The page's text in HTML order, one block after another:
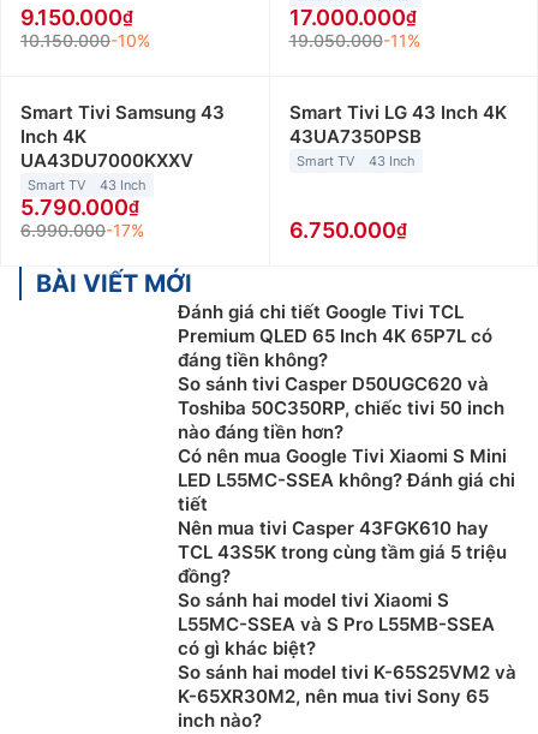
9.150.000
10.150.000-10%
17.000.000
19.050.000-11%
Smart Tivi Samsung 43
Inch 4K
UA43DU7000KXXV
Smart TV 43 Inch
5.790.000
6.990.000-17%
Smart Tivi LG 43 Inch 4K
43UA7350PSB
Smart TV 43 Inch
6.750.000
BÀI VIẾT MỚI
Đánh giá chi tiết Google Tivi TCL
Premium QLED 65 Inch 4K 65P7L có
đáng tiền không?
So sánh tivi Casper D50UGC620 và
Toshiba 50C350RP, chiếc tivi 50 inch
nào đáng tiền hơn?
Có nên mua Google Tivi Xiaomi S Mini
LED L55MC-SSEA không? Đánh giá chi
tiết
Nên mua tivi Casper 43FGK610 hay
TCL 43S5K trong cùng tầm giá 5 triệu
đồng?
So sánh hai model tivi Xiaomi S
L55MC-SSEA và S Pro L55MB-SSEA
có gì khác biệt?
So sánh hai model tivi K-65S25VM2 và
K-65XR30M2, nên mua tivi Sony 65
inch nào?